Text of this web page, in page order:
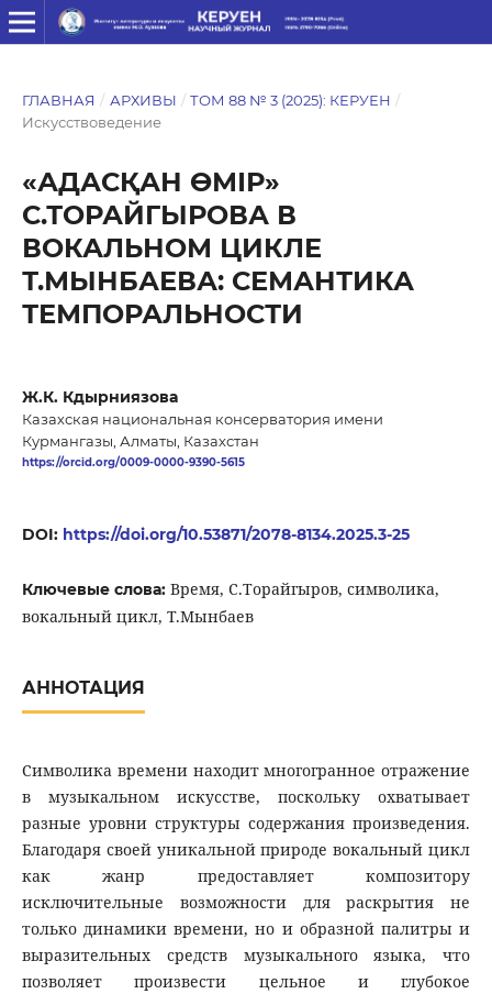
ГЛАВНАЯ / АРХИВЫ / ТОМ 88 № 3 (2025): КЕРУЕН /
Искусствоведение
«АДАСҚАН ӨМІР»
С.ТОРАЙГЫРОВА В
ВОКАЛЬНОМ ЦИКЛЕ
Т.МЫНБАЕВА: СЕМАНТИКА
ТЕМПОРАЛЬНОСТИ
Ж.К. Кдырниязова
Казахская национальная консерватория имени
Курмангазы, Алматы, Казахстан
https://orcid.org/0009-0000-9390-5615
DOI: https://doi.org/10.53871/2078-8134.2025.3-25
Ключевые слова: Время, С.Торайгыров, символика,
вокальный цикл, Т.Мынбаев
АННОТАЦИЯ
Символика времени находит многогранное отражение
в музыкальном искусстве, поскольку охватывает
разные уровни структуры содержания произведения.
Благодаря своей уникальной природе вокальный цикл
как жанр предоставляет композитору
исключительные возможности для раскрытия не
только динамики времени, но и образной палитры и
выразительных средств музыкального языка, что
позволяет произвести цельное и глубокое